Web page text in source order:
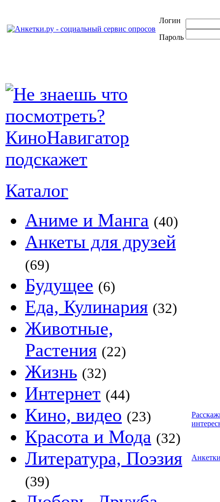
Логин
Пароль
Каталог
Аниме и Манга (40)
Анкеты для друзей
(69)
Будущее (6)
Еда, Кулинария (32)
Животные,
Растения (22)
Жизнь (32)
Интернет (44)
Кино, видео (23)
Красота и Мода (32)
Литература, Поэзия
(39)